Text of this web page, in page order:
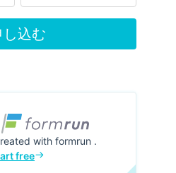
し込む
with formrun .
free